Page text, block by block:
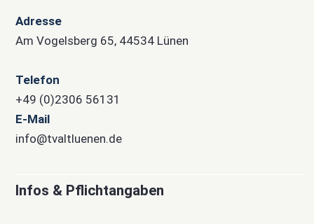
Adresse
Am Vogelsberg 65, 44534 Lünen
Telefon
+49 (0)2306 56131
E-Mail
info@tvaltluenen.de
Infos & Pflichtangaben